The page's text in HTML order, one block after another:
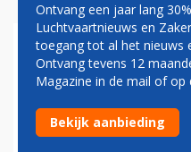
INSPRAAK
SCHIPHOL
Ontvang een jaar lang
Luchtvaartnieuws en
toegang tot al het nieuws
Ontvang tevens 12
Magazine in de mail of op
Bekijk aanbieding